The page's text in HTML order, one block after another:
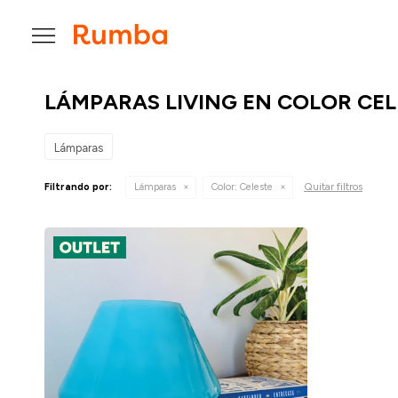

LÁMPARAS LIVING EN COLOR
Lámparas
Filtrando por: Lámparas Color: Celeste Quitar filtros